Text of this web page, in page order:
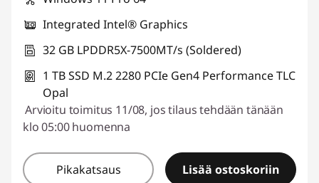
Integrated Intel® Graphics
32 GB LPDDR5X-7500MT/s (Soldered)
1 TB SSD M.2 2280 PCIe Gen4 Performance TLC
Opal
Arvioitu toimitus 11/08, jos tilaus tehdään tänään
klo 05:00 huomenna
Pikakatsaus Lisää ostoskoriin